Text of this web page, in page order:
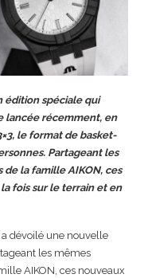
édition spéciale qui
lancée récemment, en
le format de basket-
Partageant les
la famille AIKON, ces
fois sur le terrain et en
dévoilé une nouvelle
les mêmes
AIKON, ces nouveaux